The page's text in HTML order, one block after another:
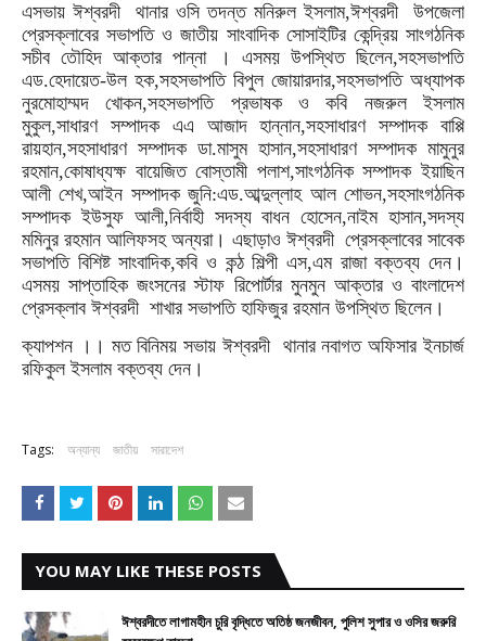
এসভায় ঈশ্বরদী থানার ওসি তদন্ত মনিরুল ইসলাম,ঈশ্বরদী উপজেলা
প্রেসক্লাবের সভাপতি ও জাতীয় সাংবাদিক সোসাইটির কেন্দ্রিয় সাংগঠনিক
সচীব তৌহিদ আক্তার পান্না । এসময় উপস্থিত ছিলেন,সহসভাপতি
এড.হেদায়েত-উল হক,সহসভাপতি বিপুল জোয়ারদার,সহসভাপতি অধ্যাপক
নুরমোহাম্মদ খোকন,সহসভাপতি প্রভাষক ও কবি নজরুল ইসলাম
মুকুল,সাধারণ সম্পাদক এএ আজাদ হান্নান,সহসাধারণ সম্পাদক বাপ্পি
রায়হান,সহসাধারণ সম্পাদক ডা.মাসুম হাসান,সহসাধারণ সম্পাদক মামুনুর
রহমান,কোষাধ্যক্ষ বায়েজিত বোস্তামী পলাশ,সাংগঠনিক সম্পাদক ইয়াছিন
আলী শেখ,আইন সম্পাদক জুনি:এড.আব্দুল্লাহ আল শোভন,সহসাংগঠনিক
সম্পাদক ইউসুফ আলী,নির্বাহী সদস্য বাধন হোসেন,নাইম হাসান,সদস্য
মমিনুর রহমান আলিফসহ অন্যরা। এছাড়াও ঈশ্বরদী প্রেসক্লাবের সাবেক
সভাপতি বিশিষ্ট সাংবাদিক,কবি ও কন্ঠ শিল্পী এস,এম রাজা বক্তব্য দেন।
এসময় সাপ্তাহিক জংসনের স্টাফ রিপোর্টার মুনমুন আক্তার ও বাংলাদেশ
প্রেসক্লাব ঈশ্বরদী শাখার সভাপতি হাফিজুর রহমান উপস্থিত ছিলেন।
ক্যাপশন ।। মত বিনিময় সভায় ঈশ্বরদী থানার নবাগত অফিসার ইনচার্জ
রফিকুল ইসলাম বক্তব্য দেন।
Tags: অন্যান্য জাতীয় সারাদেশ
YOU MAY LIKE THESE POSTS
ঈশ্বরদীতে লাগামহীন চুরি বৃদ্ধিতে অতিষ্ঠ জনজীবন, পুলিশ সুপার ও ওসির জরুরি